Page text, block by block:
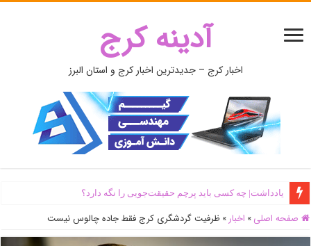
آدینه کرج
اخبار کرج – جدیدترین اخبار کرج و استان البرز
یادداشت| ‌چه کسی باید پرچم حقیقت‌جویی را نگه دارد؟
صفحه اصلی » اخبار » ظرفیت گردشگری کرج فقط جاده چالوس نیست